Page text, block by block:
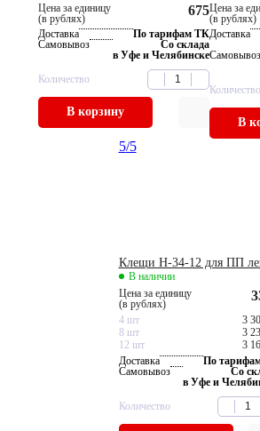
Цена за единицу
(в рублях)
675
Доставка
По тарифам ТК
Самовывоз
Со склада
в Уфе и Челябинске
Количество
В корзину
Цена за
(в рублях)
Доставка
Самовывоз
Количество
В
5/5
Клещи Н-34-12 для ПП
В наличии
Цена за единицу
(в рублях)
4 шт
3
8 шт
3
12 шт
3
Доставка
По
Самовывоз
Со
в Уфе и
Количество